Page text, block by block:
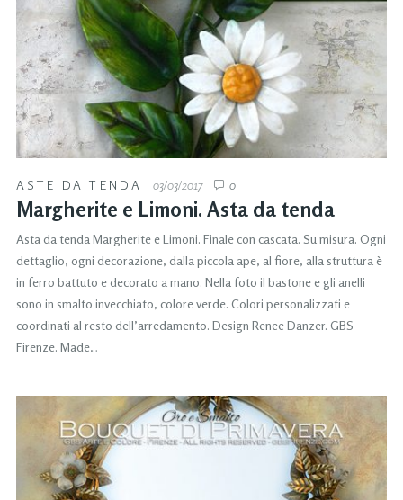
ASTE DA TENDA 03/03/2017 0
Margherite e Limoni. Asta da tenda
Asta da tenda Margherite e Limoni. Finale con cascata. Su misura. Ogni
dettaglio, ogni decorazione, dalla piccola ape, al fiore, alla struttura è
in ferro battuto e decorato a mano. Nella foto il bastone e gli anelli
sono in smalto invecchiato, colore verde. Colori personalizzati e
coordinati al resto dell’arredamento. Design Renee Danzer. GBS
Firenze. Made…